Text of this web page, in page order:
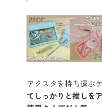
アクスタを持ち運ぶケ
てしっかりと推しを